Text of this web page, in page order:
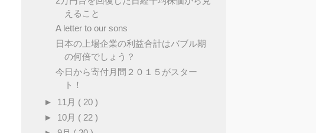
えること
A letter to our sons
日本の上場企業の利益合計はバブル期
の何倍でしょう？
今日から寄付月間２０１５がスター
ト！
► 11月 ( 20 )
► 10月 ( 22 )